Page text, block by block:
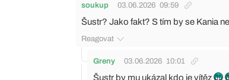
soukup 03.06.2026 09:59
Šustr? Jako fakt? S tím by se Kania
Reagovat
Greny 03.06.2026 10:01
Šustr by mu ukázal kdo je vítěz